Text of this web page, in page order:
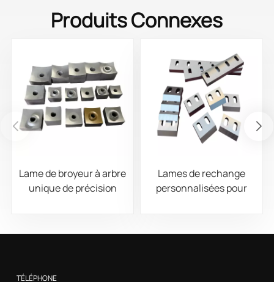
Produits Connexes
Lame de broyeur à arbre
unique de précision
de caoutchouc et de
Lames de rechange
personnalisées pour
machines de recyclage
TÉLÉPHONE